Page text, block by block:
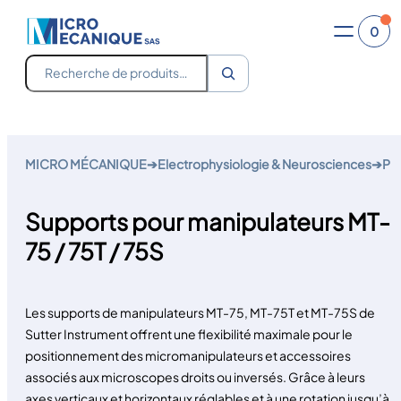
contenu
0
Recherche
MICRO MÉCANIQUE➔Electrophysiologie & Neurosciences➔
Supports pour manipulateurs MT-
75 / 75T / 75S
Les supports de manipulateurs MT-75, MT-75T et MT-75S de
Sutter Instrument offrent une flexibilité maximale pour le
positionnement des micromanipulateurs et accessoires
associés aux microscopes droits ou inversés. Grâce à leurs